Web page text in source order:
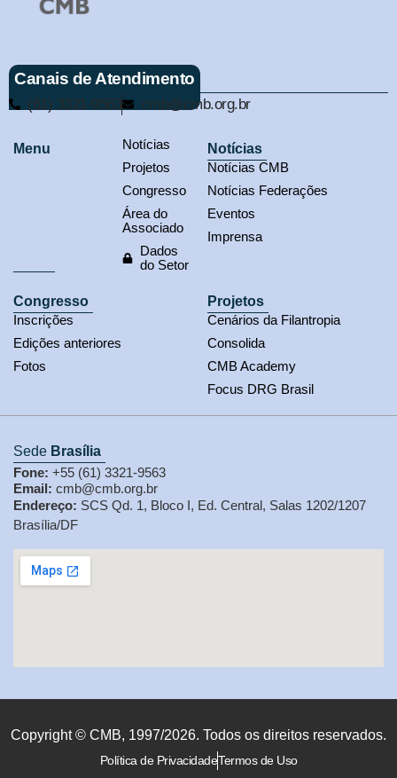
Canais de Atendimento
(61) 3321-9563 cmb@cmb.org.br
Menu
Notícias
Projetos
Congresso
Área do
Associado
Dados
do Setor
Notícias
Notícias CMB
Notícias Federações
Eventos
Imprensa
Congresso
Inscrições
Edições anteriores
Fotos
Projetos
Cenários da Filantropia
Consolida
CMB Academy
Focus DRG Brasil
Sede Brasília
Fone: +55 (61) 3321-9563
Email: cmb@cmb.org.br
Endereço: SCS Qd. 1, Bloco I, Ed. Central, Salas 1202/1207
Brasília/DF
Copyright © CMB, 1997/2026. Todos os direitos reservados.
Política de PrivacidadeTermos de Uso